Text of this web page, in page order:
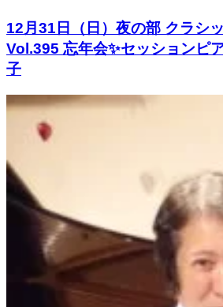
12月31日（日）夜の部 クラシ
Vol.395 忘年会✨セッションピ
子